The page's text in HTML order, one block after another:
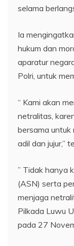
selama
Ia
hukum dan
aparatur
Polri, untuk
“ Kami akan
netralitas,
bersama untuk
adil dan jujur,”
” Tidak hanya
(ASN) serta
menjaga
Pilkada Luwu
pada 27